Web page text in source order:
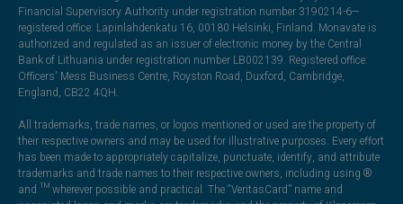
Financial Supervisory Authority under registration number 3190214-6—
registered office: Lapinlahdenkatu 16, 00180 Helsinki, Finland. Monavate is
authorized and regulated as an issuer of electronic money by the Central
Bank of Lithuania under registration number LB002139. Registered office:
Officers' Mess Business Centre, Royston Road, Duxford, Cambridge,
England, CB22 4QH.
All trademarks, trade names, or logos mentioned or used are the property of
their respective owners and may be used for illustrative purposes. Every effort
has been made to appropriately capitalize, punctuate, identify, and attribute
trademarks and trade names to their respective owners, including using ®
and ™ wherever possible and practical. The “VeritasCard” name and